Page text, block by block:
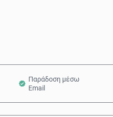
Παράδοση μέσω
Email